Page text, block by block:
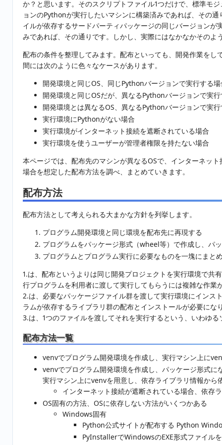
か？と思います。そのスクリプトファイル1つだけで、標準モ
ョンのPythonが実行したいマシンに構築済みであれば、その
イルが依存するサードパーティパッケージの同じバージョンが
みであれば、その通りです。しかし、実際にはなかなかそのよ
配布の条件を整理してみます。配布といっても、開発作業をし
間には次のように色々なケースがあります。
開発環境と同じOS、同じPythonバージョンで実行する
開発環境と同じOSだが、異なるPythonバージョンで実
開発環境とは異なるOS、異なるPythonバージョンで実
実行環境にPythonがない場合
実行環境がインターネット接続を遮断されている場合
実行環境を使うユーザーが管理者権限を持たない場合
本ページでは、配布先のマシンが異なるOSで、インターネッ
場合を想定した配布方法を調べ、まとめていきます。
配布方法
配布方法として考えられる大まかな方針を列挙します。
プログラム開発環境と同じ環境を配布先に再現する
プログラムをパッケージ形式（wheel等）で作成し、パ
プログラムとプログラム実行に必要なものを一塊にまと
1.は、配布というよりは同じ開発プロジェクトを実行環境で
行プログラムを利用者に渡して実行してもらうには複雑な作業
2.は、必要なパッケージファイル群を渡して実行環境にイン
ラムが依存するライブラリ群の配布とインストールが必要にな
3.は、1つのファイルを渡してそれを実行するという、いわゆ
配布方法一覧
venvでプログラム開発環境を作成し、実行マシン上に
venvでプログラム開発環境を作成し、パッケージ形式
実行マシン上にvenvを用意し、依存ライブラリ情報から
インターネット接続が遮断されている場合、依存
OS固有の方法、OSに依存しない方法がいくつかある
Windows固有
Python公式サイトが配布する Python
PyInstallerでWindowsのEXE形式ファイル